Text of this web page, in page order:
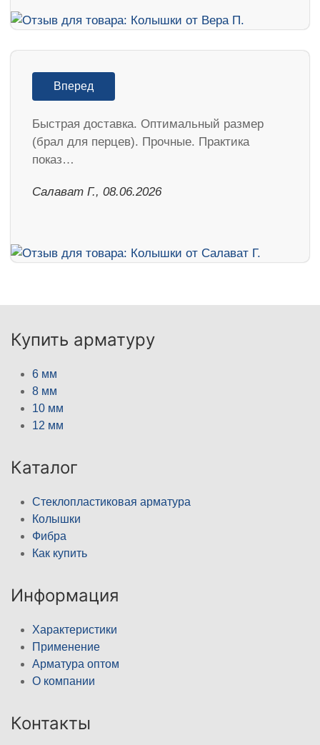
Вперед
Быстрая доставка. Оптимальный размер
(брал для перцев). Прочные. Практика
показ…
Салават Г., 08.06.2026
Купить арматуру
6 мм
8 мм
10 мм
12 мм
Каталог
Стеклопластиковая арматура
Колышки
Фибра
Как купить
Информация
Характеристики
Применение
Арматура оптом
О компании
Контакты